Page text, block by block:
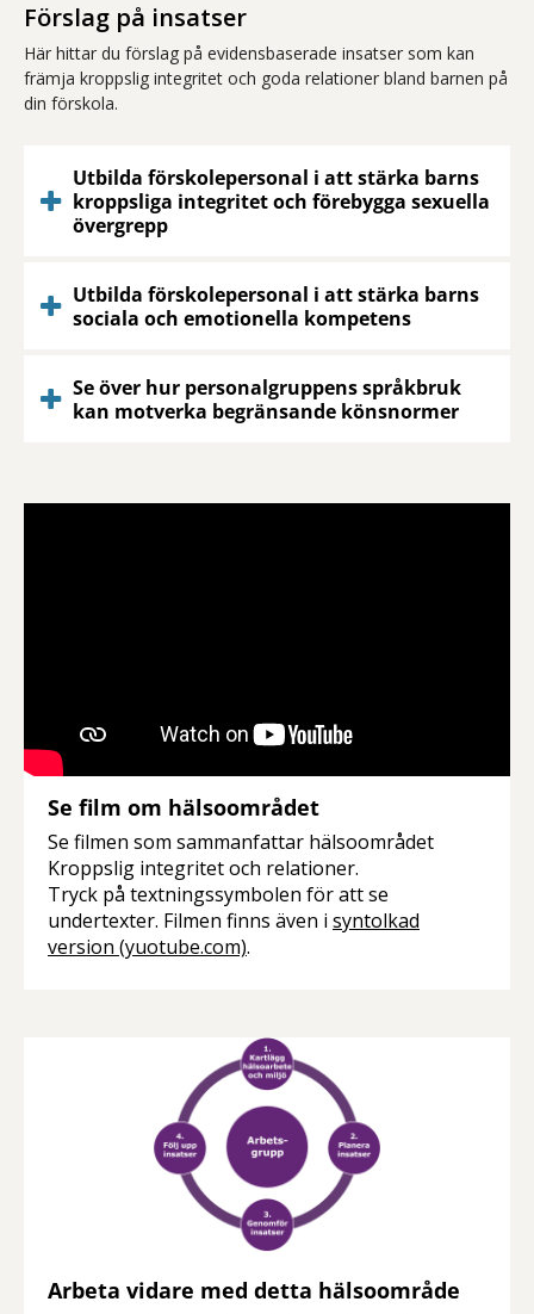
Förslag på insatser
Här hittar du förslag på evidensbaserade insatser som kan
främja kroppslig integritet och goda relationer bland barnen på
din förskola.
Utbilda förskolepersonal i att stärka barns
kroppsliga integritet och förebygga sexuella
övergrepp
Utbilda förskolepersonal i att stärka barns
sociala och emotionella kompetens
Se över hur personalgruppens språkbruk
kan motverka begränsande könsnormer
Se film om hälsoområdet
Se filmen som sammanfattar hälsoområdet
Kroppslig integritet och relationer.
Tryck på textningssymbolen för att se
undertexter. Filmen finns även i syntolkad
version (yuotube.com).
Arbeta vidare med detta hälsoområde